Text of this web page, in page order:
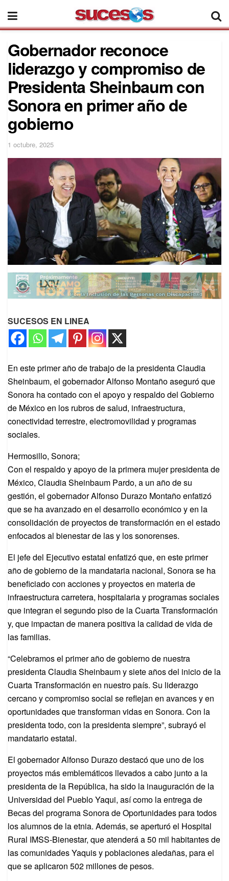
Gobernador reconoce
liderazgo y compromiso de
Presidenta Sheinbaum con
Sonora en primer año de
gobierno
1 octubre, 2025
SUCESOS EN LINEA
En este primer año de trabajo de la presidenta Claudia
Sheinbaum, el gobernador Alfonso Montaño aseguró que
Sonora ha contado con el apoyo y respaldo del Gobierno
de México en los rubros de salud, infraestructura,
conectividad terrestre, electromovilidad y programas
sociales.
Hermosillo, Sonora;
Con el respaldo y apoyo de la primera mujer presidenta de
México, Claudia Sheinbaum Pardo, a un año de su
gestión, el gobernador Alfonso Durazo Montaño enfatizó
que se ha avanzado en el desarrollo económico y en la
consolidación de proyectos de transformación en el estado
enfocados al bienestar de las y los sonorenses.
El jefe del Ejecutivo estatal enfatizó que, en este primer
año de gobierno de la mandataria nacional, Sonora se ha
beneficiado con acciones y proyectos en materia de
infraestructura carretera, hospitalaria y programas sociales
que integran el segundo piso de la Cuarta Transformación
y, que impactan de manera positiva la calidad de vida de
las familias.
“Celebramos el primer año de gobierno de nuestra
presidenta Claudia Sheinbaum y siete años del inicio de la
Cuarta Transformación en nuestro país. Su liderazgo
cercano y compromiso social se reflejan en avances y en
oportunidades que transforman vidas en Sonora. Con la
presidenta todo, con la presidenta siempre”, subrayó el
mandatario estatal.
El gobernador Alfonso Durazo destacó que uno de los
proyectos más emblemáticos llevados a cabo junto a la
presidenta de la República, ha sido la inauguración de la
Universidad del Pueblo Yaqui, así como la entrega de
Becas del programa Sonora de Oportunidades para todos
los alumnos de la etnia. Además, se aperturó el Hospital
Rural IMSS-Bienestar, que atenderá a 50 mil habitantes de
las comunidades Yaquis y poblaciones aledañas, para el
que se aplicaron 502 millones de pesos.